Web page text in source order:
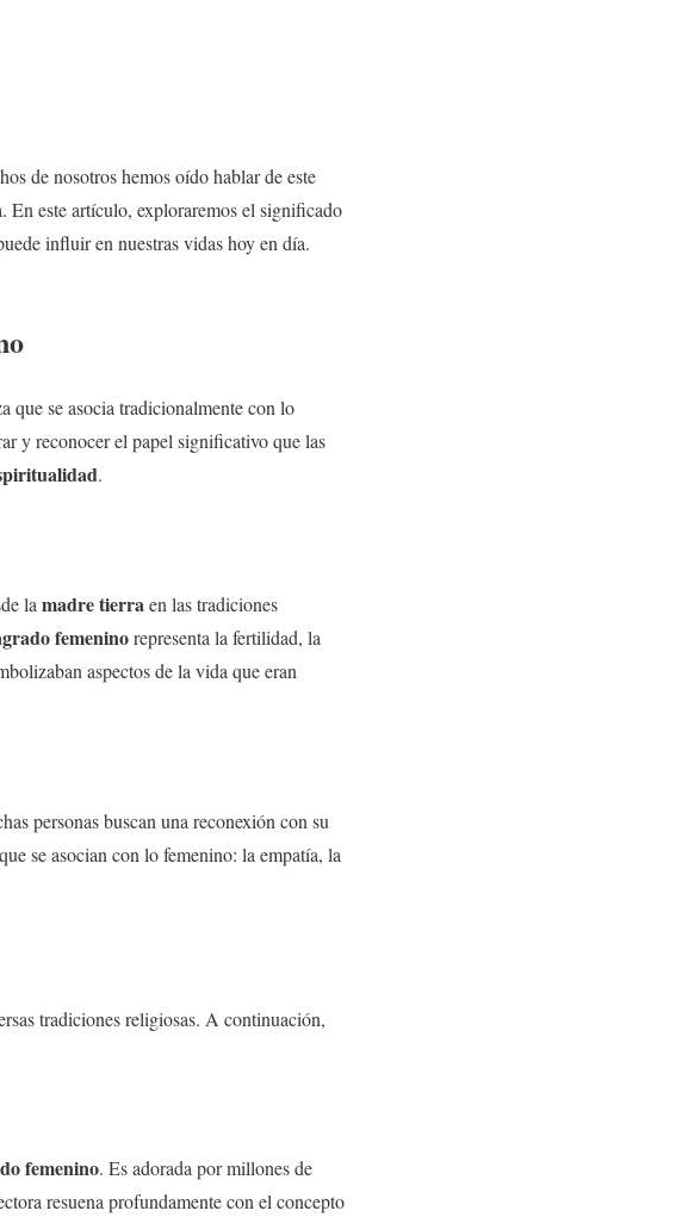
de nosotros hemos oído hablar de este
En este artículo, exploraremos el significado
influir en nuestras vidas hoy en día.
que se asocia tradicionalmente con lo
y reconocer el papel significativo que las
.
lamadre tierraen las tradiciones
femeninorepresenta la fertilidad, la
aspectos de la vida que eran
personas buscan una reconexión con su
se asocian con lo femenino: la empatía, la
tradiciones religiosas. A continuación,
femenino. Es adorada por millones de
resuena profundamente con el concepto